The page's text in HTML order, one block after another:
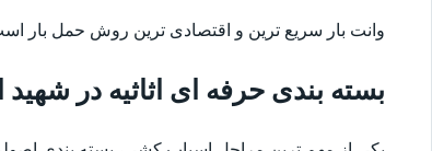
وانت بار سریع ترین و اقتصادی ترین روش حمل بار
بسته بندی حرفه ای اثاثیه در